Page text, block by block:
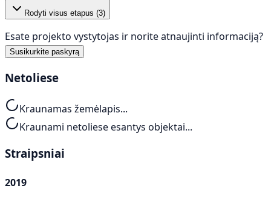
Rodyti visus etapus (3)
Esate projekto vystytojas ir norite atnaujinti informaciją?
Susikurkite paskyrą
Netoliese
Kraunamas žemėlapis...
Kraunami netoliese esantys objektai...
Straipsniai
2019